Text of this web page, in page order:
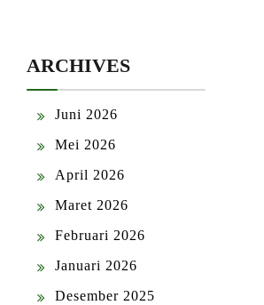
ARCHIVES
Juni 2026
Mei 2026
April 2026
Maret 2026
Februari 2026
Januari 2026
Desember 2025